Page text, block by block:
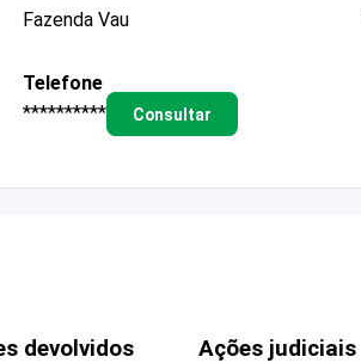
Fazenda Vau
Telefone
**********
Consultar
devolvidos Ações judiciais